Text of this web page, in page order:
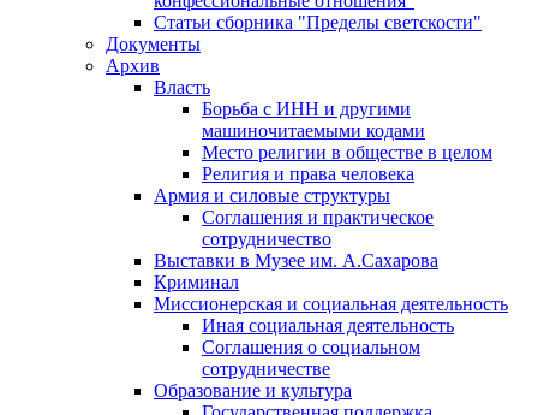
Статьи сборника "Пределы светскости"
Документы
Архив
Власть
Борьба с ИНН и другими
машиночитаемыми кодами
Место религии в обществе в целом
Религия и права человека
Армия и силовые структуры
Соглашения и практическое
сотрудничество
Выставки в Музее им. А.Сахарова
Криминал
Миссионерская и социальная деятельность
Иная социальная деятельность
Соглашения о социальном
сотрудничестве
Образование и культура